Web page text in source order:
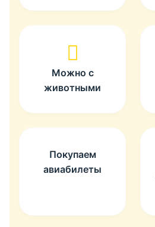
Можно с
животными
Покупаем
авиабилеты